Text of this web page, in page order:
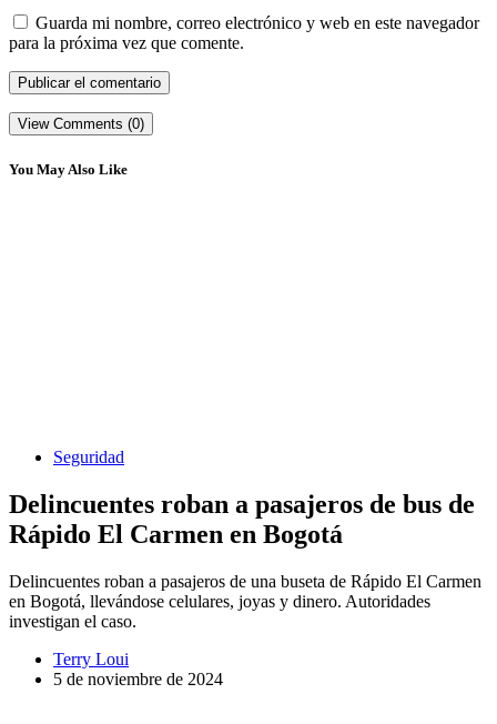
Guarda mi nombre, correo electrónico y web en este navegador
para la próxima vez que comente.
View Comments (0)
You May Also Like
Seguridad
Delincuentes roban a pasajeros de bus de
Rápido El Carmen en Bogotá
Delincuentes roban a pasajeros de una buseta de Rápido El Carmen
en Bogotá, llevándose celulares, joyas y dinero. Autoridades
investigan el caso.
Terry Loui
5 de noviembre de 2024